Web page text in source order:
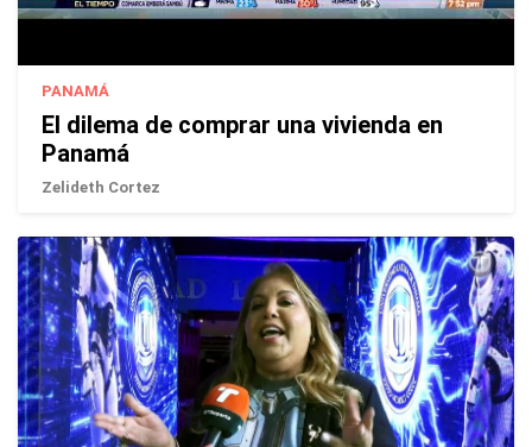
PANAMÁ
El dilema de comprar una vivienda en
Panamá
Zelideth Cortez